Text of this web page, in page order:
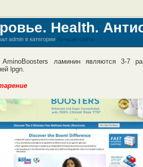
Health.
admin в категории Лучшие сайты
AminoBoosters ламинин являются 3-7
lpgn.